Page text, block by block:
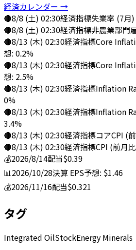
経済カレンダー →
🔴8/8 (土) 02:30経済指標失業率 (7月
🔴8/8 (土) 02:30経済指標非農業部門
🔴8/13 (木) 02:30経済指標Core
想: 0.2%
🔴8/13 (木) 02:30経済指標Core
想: 2.5%
🔴8/13 (木) 02:30経済指標Inflation
0%
🔴8/13 (木) 02:30経済指標Inflation
3.4%
🔴8/13 (木) 02:30経済指標コアCPI (
🔴8/13 (木) 02:30経済指標CPI (前月
💰2026/8/14配当$0.39
📊2026/10/28決算 EPS予想: $1.46
💰2026/11/16配当$0.321
タグ
Integrated OilStockEnergy Minerals